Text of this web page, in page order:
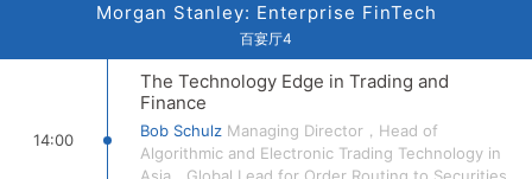
Morgan Stanley: Enterprise FinTech
百宴厅4
14:00
The Technology Edge in Trading and
Finance
Bob Schulz Managing Director，Head of
Algorithmic and Electronic Trading Technology in